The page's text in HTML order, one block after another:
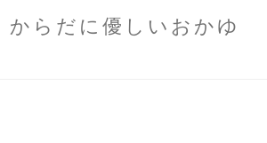
からだに優しいおかゆ